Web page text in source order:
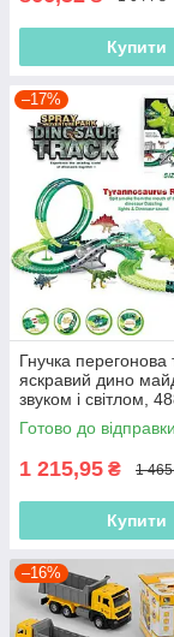
Купити
–17%
Гнучка перегонова
яскравий дино
звуком і світлом,
трампліни та петля,
елементів
Готово до відправки
1 215,95 ₴ 1
Купити
–16%